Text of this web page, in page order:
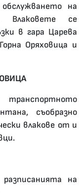
на
Влаковете се
в гара Царева
Оряховица и
съобразно
влакове от и
на